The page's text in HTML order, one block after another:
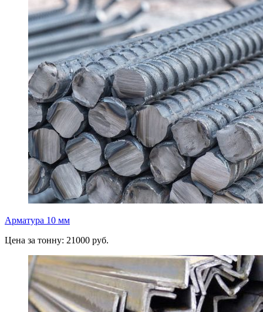
Арматура 10 мм
Цена за тонну: 21000 руб.